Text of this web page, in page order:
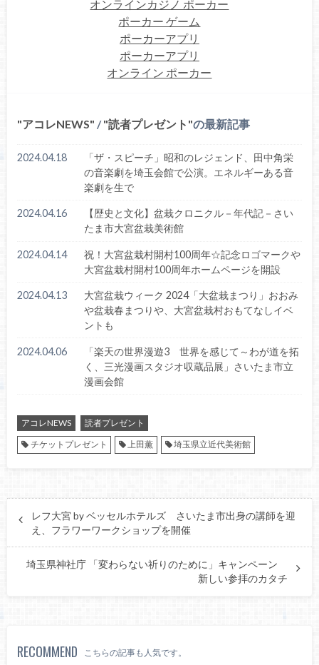
オンラインカジノ ポーカー
ポーカー ゲーム
ポーカーアプリ
ポーカーアプリ
オンライン ポーカー
アコレNEWS / 読者プレゼント の最新記事
2024.04.18
「ザ・スピーチ」昭和のレジェンド、田中角栄
の音楽劇を埼⽟会館で公演。エネルギーある音
楽劇を生で
2024.04.16
【歴史と文化】盆栽クロニクル－年代記－さい
たま市大宮盆栽美術館
2024.04.14
祝！大宮盆栽村開村100周年☆記念ロゴマークや
大宮盆栽村開村100周年ホームページを開設
2024.04.13
大宮盆栽ウィーク 2024「大盆栽まつり」おおみ
や盆栽春まつりや、大宮盆栽村おもてなしイベ
ントも
2024.04.06
「楽天の世界漫遊3 世界を感じて～わが道を拓
く、三光漫画スタジオ収蔵品展」さいたま市立
漫画会館
アコレNEWS
読者プレゼント
チケットプレゼント
上田薫 埼玉県立近代美術館
レフ大宮 by ベッセルホテルズ さいたま市出身の講師を迎
え、フラワーワークショップを開催
埼玉県神社庁 「変わらない祈りのために」キャンペーン
新しい参拝のカタチ
RECOMMEND こちらの記事も人気です。